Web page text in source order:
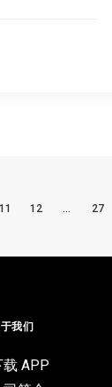
11 12 … 27
我们
载 APP